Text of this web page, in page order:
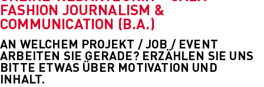
PARVENUE
Creative Management
Management
Master Lecture
Series
FASHION JOURNALISM &
COMMUNICATION (B.A.)
AN WELCHEM PROJEKT / JOB / EVENT
ARBEITEN SIE GERADE? ERZÄHLEN SIE UNS
BITTE ETWAS ÜBER MOTIVATION UND
INHALT.